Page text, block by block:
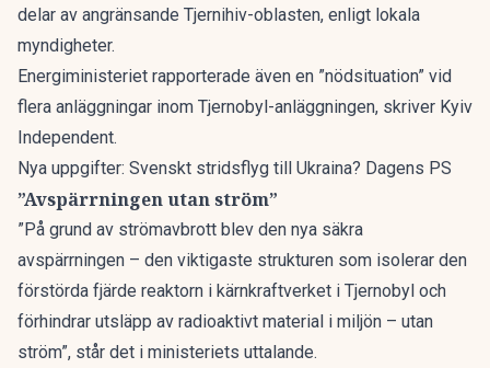
delar av angränsande Tjernihiv-oblasten, enligt lokala
myndigheter.
Energiministeriet rapporterade även en ”nödsituation” vid
flera anläggningar inom Tjernobyl-anläggningen, skriver Kyiv
Independent.
Nya uppgifter: Svenskt stridsflyg till Ukraina? Dagens PS
”Avspärrningen utan ström”
”På grund av strömavbrott blev den nya säkra
avspärrningen – den viktigaste strukturen som isolerar den
förstörda fjärde reaktorn i kärnkraftverket i Tjernobyl och
förhindrar utsläpp av radioaktivt material i miljön – utan
ström”, står det i ministeriets uttalande.